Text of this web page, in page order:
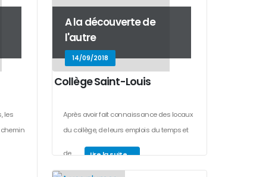
les
A la découverte de
l'autre
14/09/2018
Collège Saint-Louis
Après avoir fait connaissance des locaux
du collège, de leurs emplois du temps et
de... Lire la suite →